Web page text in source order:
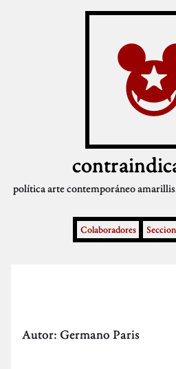
políticaarte contemporáneo
Colaboradores
Autor: Germano Paris